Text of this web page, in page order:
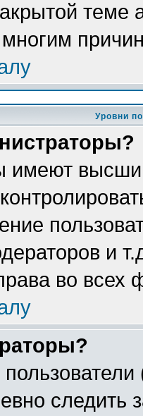
теме
Уровни
имеют
и
во всех
следить